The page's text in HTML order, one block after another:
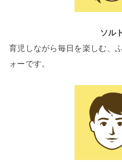
ソルト
育児しながら毎日を楽しむ、
ォーです。